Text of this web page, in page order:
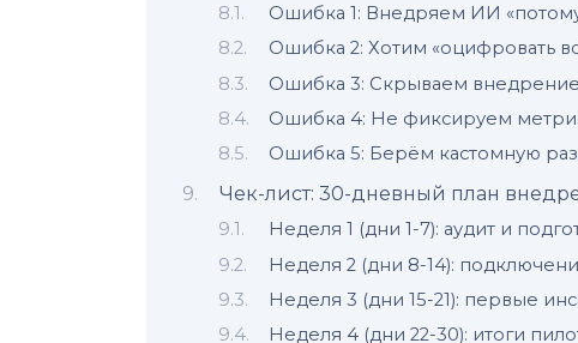
Ошибка 1: Внедряем ИИ
Ошибка 2: Хотим «оцифровать
Ошибка 3: Скрываем
Ошибка 4: Не фиксируем
Ошибка 5: Берём кастомную
Чек-лист: 30-дневный план
Неделя 1 (дни 1-7): аудит и
Неделя 2 (дни 8-14):
Неделя 3 (дни 15-21): первые
Неделя 4 (дни 22-30): итоги